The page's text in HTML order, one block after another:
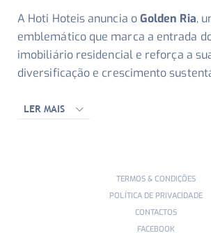
A Hoti Hoteis anuncia oGolden Ria,
emblemático que marca a entrada
imobiliário residencial e reforça a
diversificação e crescimento
LER MAIS
TERMOS & CONDIÇÕES
POLÍTICA DE PRIVACIDADE
CONTACTOS
FACEBOOK